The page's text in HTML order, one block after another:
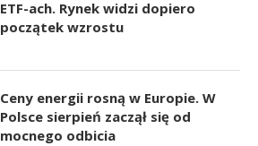
ETF-ach. Rynek widzi dopiero
początek wzrostu
Ceny energii rosną w Europie. W
Polsce sierpień zaczął się od
mocnego odbicia